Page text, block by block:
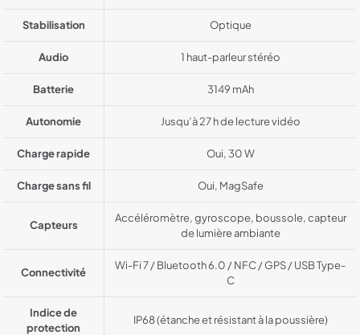
Stabilisation Optique
Audio 1 haut-parleur stéréo
Batterie 3149 mAh
Autonomie Jusqu’à 27 h de lecture vidéo
Charge rapide Oui, 30 W
Charge sans fil Oui, MagSafe
Capteurs
Accéléromètre, gyroscope, boussole, capteur
de lumière ambiante
Connectivité
Wi-Fi 7 / Bluetooth 6.0 / NFC / GPS / USB Type-
C
Indice de
protection
IP68 (étanche et résistant à la poussière)